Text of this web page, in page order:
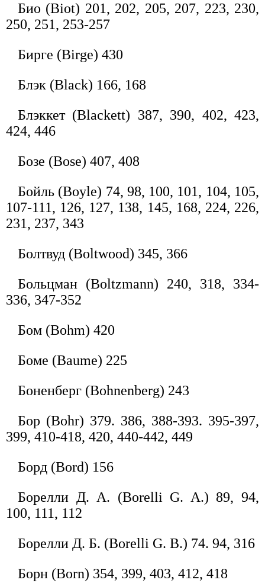
Био (Biot) 201, 202, 205, 207, 223, 230,
250, 251, 253-257
Бирге (Birge) 430
Блэк (Black) 166, 168
Блэккет (Blackett) 387, 390, 402, 423,
424, 446
Бозе (Bose) 407, 408
Бойль (Boyle) 74, 98, 100, 101, 104, 105,
107-111, 126, 127, 138, 145, 168, 224, 226,
231, 237, 343
Болтвуд (Boltwood) 345, 366
Больцман (Boltzmann) 240, 318, 334-
336, 347-352
Бом (Bohm) 420
Боме (Baume) 225
Боненберг (Bohnenberg) 243
Бор (Bohr) 379. 386, 388-393. 395-397,
399, 410-418, 420, 440-442, 449
Борд (Bord) 156
Борелли Д. A. (Borelli G. A.) 89, 94,
100, 111, 112
Борелли Д. Б. (Borelli G. В.) 74. 94, 316
Борн (Born) 354, 399, 403, 412, 418